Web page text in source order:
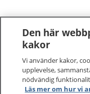
Den här
kakor
Vi använder kakor,
upplevelse,
nödvändig
Läs mer om hur vi